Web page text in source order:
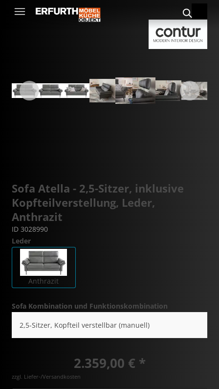
Sofa Atella - 2,5-Sitzer, inklusive
Kopfteilverstellung, Leder,
Anthrazit
ID 3028990
Leder
Anthrazit
Sofa Kombination und Funktionskombination
2,5-Sitzer, Kopfteil verstellbar (manuell)
2.359,00 € *
zzgl. Liefer-/Versandkosten